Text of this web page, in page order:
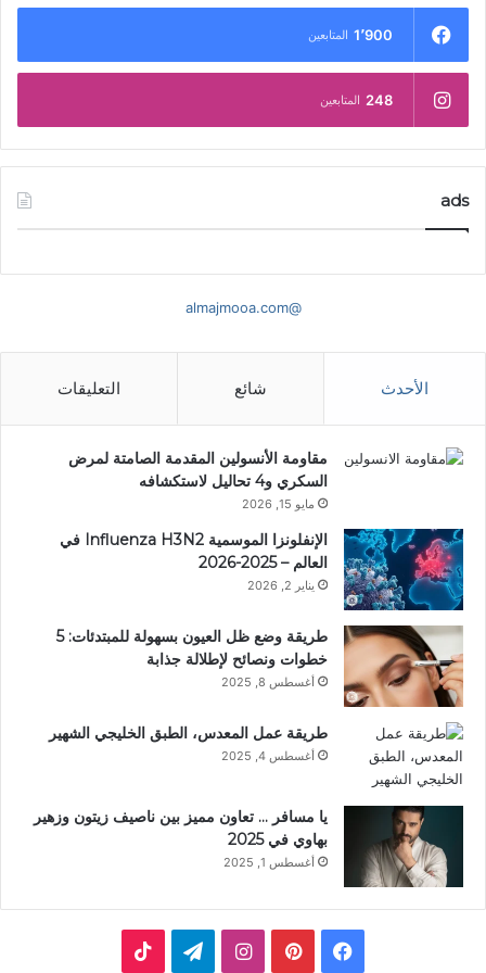
1٬900 المتابعين
248 المتابعين
ads
@almajmooa.com
الأحدث شائع التعليقات
مقاومة الأنسولين المقدمة الصامتة لمرض
السكري و4 تحاليل لاستكشافه
مايو 15, 2026
الإنفلونزا الموسمية Influenza H3N2 في
العالم – 2025-2026
يناير 2, 2026
طريقة وضع ظل العيون بسهولة للمبتدئات: 5
خطوات ونصائح لإطلالة جذابة
أغسطس 8, 2025
طريقة عمل المعدس، الطبق الخليجي الشهير
أغسطس 4, 2025
يا مسافر … تعاون مميز بين ناصيف زيتون وزهير
بهاوي في 2025
أغسطس 1, 2025
فيسبوكبينتيريستانستقرامتيلقرام